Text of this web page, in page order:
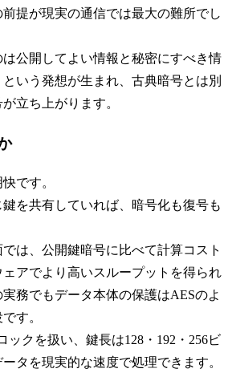
提が現実の通信では最大の難所でし
公開してよい情報と秘密にすべき情
いう発想が生まれ、古典暗号とは別
立ち上がります。
です。
を共有していれば、暗号化も復号も
は、公開鍵暗号に比べて計算コスト
アでより高いスループットを得られ
務でもデータ本体の保護はAESのよ
す。
ックを扱い、鍵長は128・192・256ビ
タを現実的な速度で処理できます。